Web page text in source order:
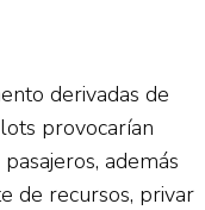
derivadas de
provocarían
además
de recursos, privar